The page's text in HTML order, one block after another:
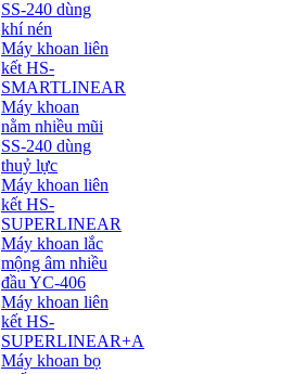
SS-240 dùng
khí nén
Máy khoan liên
kết HS-
SMARTLINEAR
Máy khoan
nằm nhiều mũi
SS-240 dùng
thuỷ lực
Máy khoan liên
kết HS-
SUPERLINEAR
Máy khoan lắc
mộng âm nhiều
đầu YC-406
Máy khoan liên
kết HS-
SUPERLINEAR+A
Máy khoan bọ